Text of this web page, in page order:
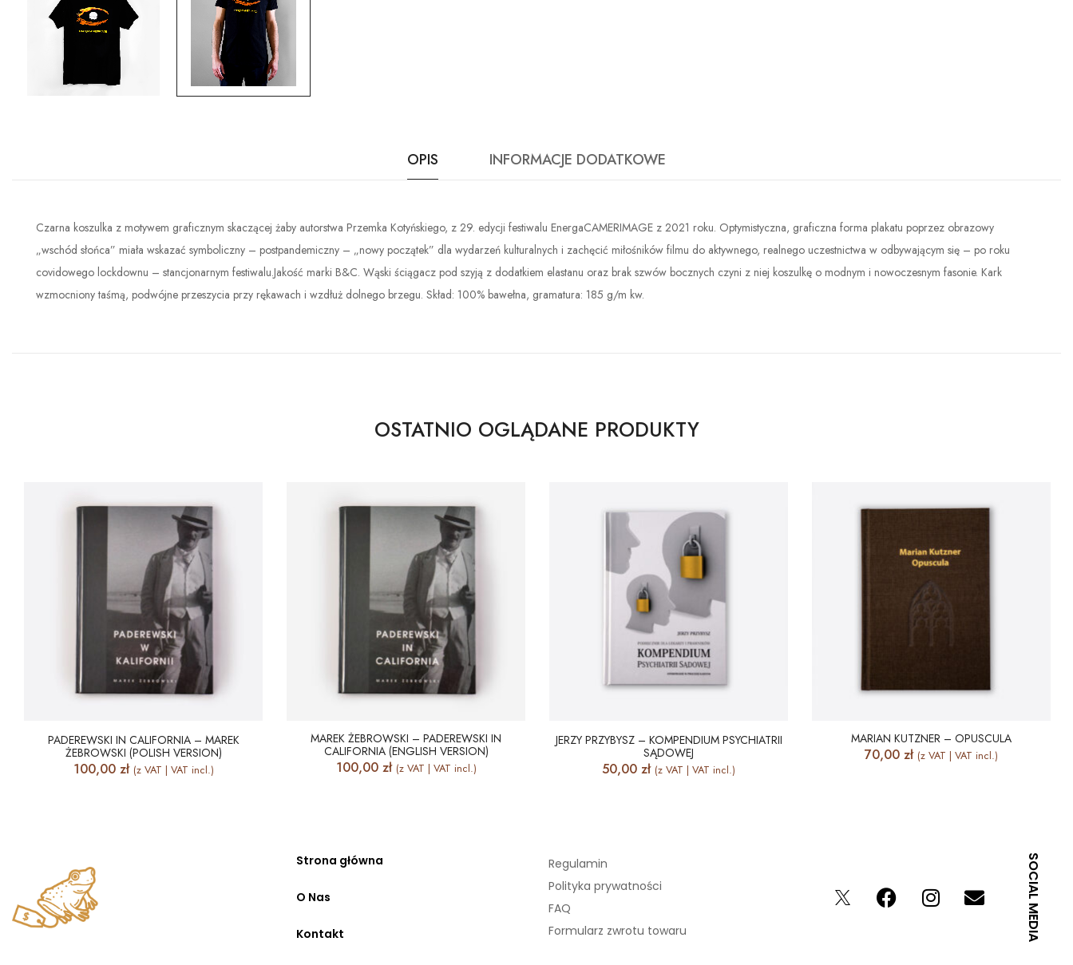
OPIS INFORMACJE DODATKOWE
Czarna koszulka z motywem graficznym skaczącej żaby autorstwa Przemka Kotyńskiego, z 29. edycji festiwalu EnergaCAMERIMAGE z 2021 roku. Optymistyczna, graficzna forma plakatu poprzez obrazowy
„wschód słońca” miała wskazać symboliczny – postpandemiczny – „nowy początek” dla wydarzeń kulturalnych i zachęcić miłośników filmu do aktywnego, realnego uczestnictwa w odbywającym się – po roku
covidowego lockdownu – stancjonarnym festiwalu.Jakość marki B&C. Wąski ściągacz pod szyją z dodatkiem elastanu oraz brak szwów bocznych czyni z niej koszulkę o modnym i nowoczesnym fasonie. Kark
wzmocniony taśmą, podwójne przeszycia przy rękawach i wzdłuż dolnego brzegu. Skład: 100% bawełna, gramatura: 185 g/m kw.
OSTATNIO OGLĄDANE PRODUKTY
PADEREWSKI IN CALIFORNIA – MAREK
ŻEBROWSKI (POLISH VERSION)
100,00 zł (z VAT | VAT incl.)
MAREK ŻEBROWSKI – PADEREWSKI IN
CALIFORNIA (ENGLISH VERSION)
100,00 zł (z VAT | VAT incl.)
JERZY PRZYBYSZ – KOMPENDIUM PSYCHIATRII
SĄDOWEJ
50,00 zł (z VAT | VAT incl.)
MARIAN KUTZNER – OPUSCULA
70,00 zł (z VAT | VAT incl.)
Strona główna
O Nas
Kontakt
Regulamin
Polityka prywatności
FAQ
Formularz zwrotu towaru
SOCIAL MEDIA